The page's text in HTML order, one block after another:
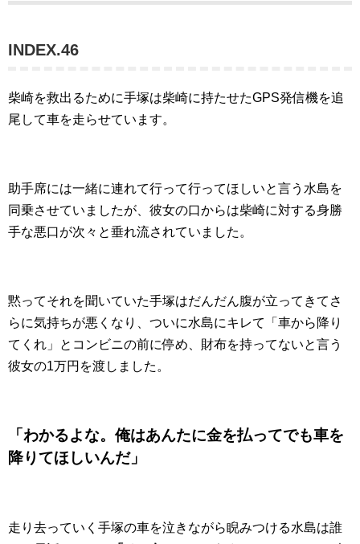
INDEX.46
柴崎を救出るために手塚は柴崎に持たせたGPS発信機を追
尾して車を走らせています。
助手席には一緒に連れて行って行ってほしいと言う水島を
同乗させていましたが、彼女の口からは柴崎に対する身勝
手な悪口が次々と垂れ流されていました。
黙ってそれを聞いていた手塚はだんだん腹が立ってきてさ
らに気持ちが悪くなり、ついに水島にキレて「車から降り
てくれ」とコンビニの前に停め、財布を持ってないと言う
彼女の1万円を渡しました。
「わかるよな。俺はあんたに金を払ってでも車を
降りてほしいんだ」
走り去っていく手塚の車を泣きながら睨みつける水島は誰